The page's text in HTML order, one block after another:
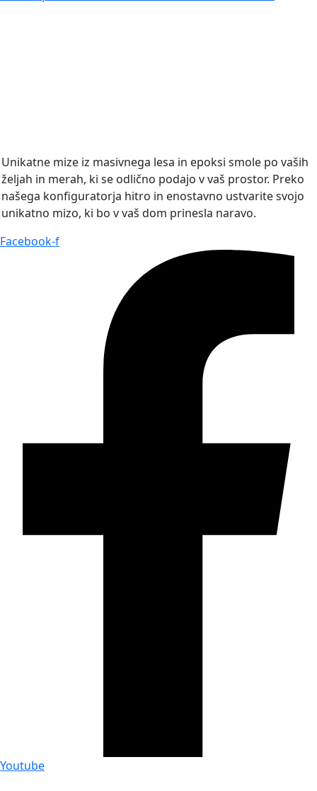
Unikatne mize iz masivnega lesa in epoksi smole po vaših
željah in merah, ki se odlično podajo v vaš prostor. Preko
našega konfiguratorja hitro in enostavno ustvarite svojo
unikatno mizo, ki bo v vaš dom prinesla naravo.
Facebook-f
Youtube